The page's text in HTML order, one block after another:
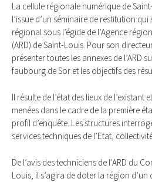
La cellule régionale numérique de
l’issue d’un séminaire de restitution
régional sous l’égide de l’Agence
(ARD) de Saint-Louis. Pour son
présenter toutes les annexes de l’ARD
faubourg de Sor et les objectifs des
Il résulte de l’état des lieux de l’existant
menées dans le cadre de la première
profil d’enquête. Les structures
services techniques de l’Etat,
De l’avis des techniciens de l’ARD du
Louis, il s’agira de doter la région